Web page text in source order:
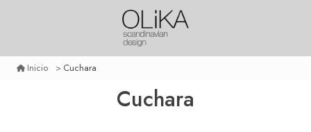
Inicio Cuchara
Cuchara